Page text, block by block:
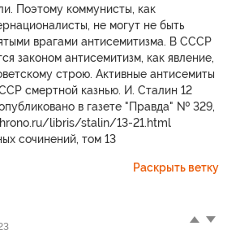
Поэтому коммунисты, как
не могут не быть
врагами антисемитизма. В СССР
законом антисемитизм, как явление,
строю. Активные антисемиты
смертной казнью. И. Сталин 12
в газете "Правда" № 329,
libris/stalin/13-21.html
сочинений, том 13
Раскрыть ветку